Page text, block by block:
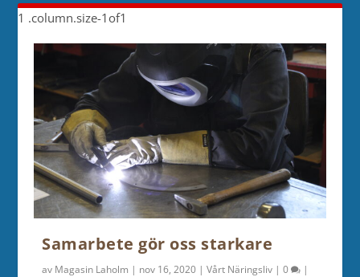
Samarbete gör oss starkare
av Magasin Laholm | nov 16, 2020 |Vårt Näringsliv |0 |